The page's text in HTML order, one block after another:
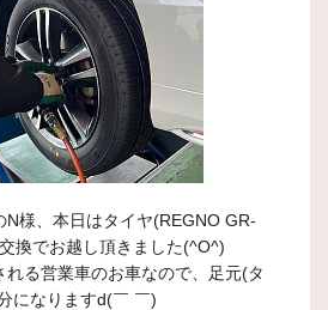
N様、本日はタイヤ(REGNO GR-
換でお越し頂きました(^O^)
れる営業車のお車なので、足元(タ
になりますd(￣ ￣)